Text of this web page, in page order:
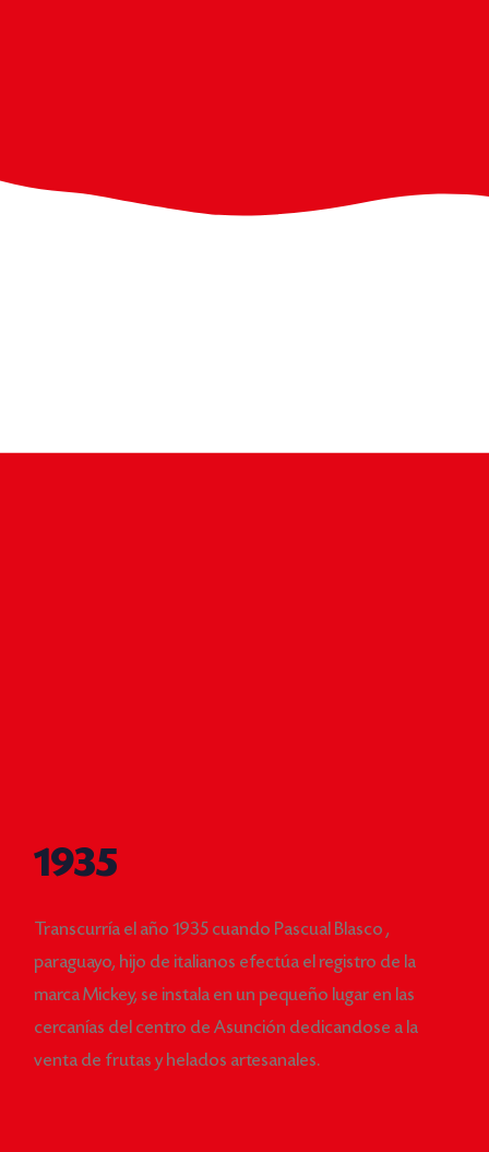
1935
Transcurría el año 1935 cuando Pascual Blasco ,
paraguayo, hijo de italianos efectúa el registro de la
marca Mickey, se instala en un pequeño lugar en las
cercanías del centro de Asunción dedicandose a la
venta de frutas y helados artesanales.